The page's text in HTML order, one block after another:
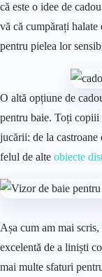
că este o idee de
vă că cumpărați
pentru pielea lor
O altă opțiune de
pentru baie. Toți copiii
jucării: de la
felul de alte obiecte
Așa cum am mai
excelentă de a liniști
mai multe sfaturi